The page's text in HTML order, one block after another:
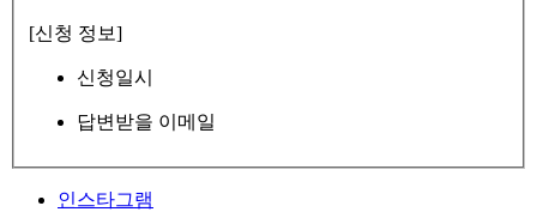
[신청 정보]
신청일시
답변받을 이메일
인스타그램